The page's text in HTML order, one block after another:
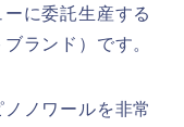
に委託生産する
ランド）です。
ノワールを非常